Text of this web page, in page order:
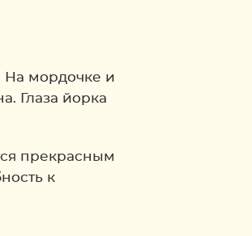
На мордочке и
Глаза йорка
прекрасным
к